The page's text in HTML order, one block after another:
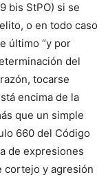
bis StPO) si se
o en todo caso
último “y por
del
tocarse
encima de la
que un simple
660 del Código
de expresiones
cortejo y agresión